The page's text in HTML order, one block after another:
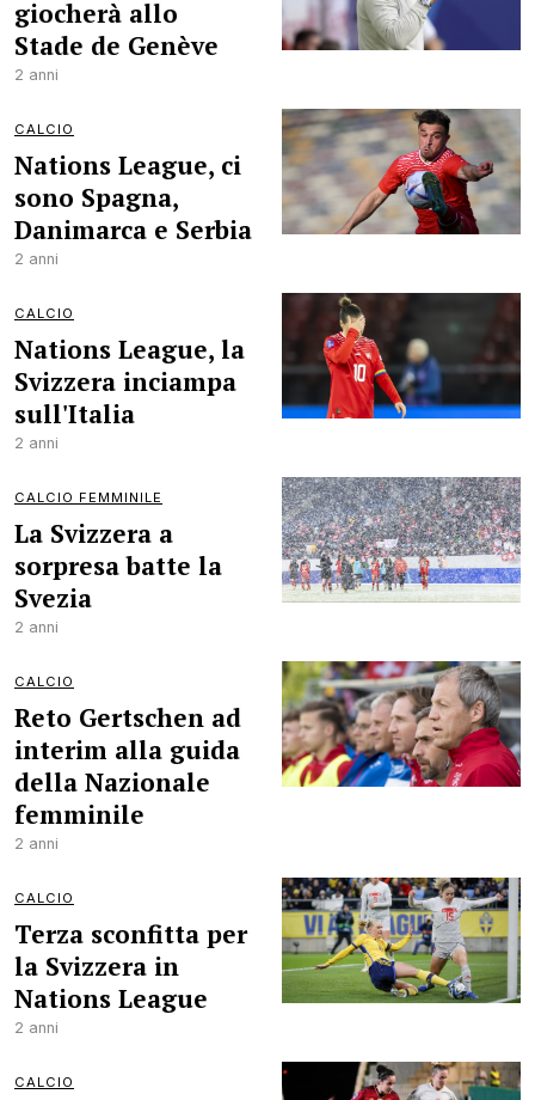
giocherà allo
Stade de Genève
2 anni
CALCIO
Nations League, ci
sono Spagna,
Danimarca e Serbia
2 anni
CALCIO
Nations League, la
Svizzera inciampa
sull'Italia
2 anni
CALCIO FEMMINILE
La Svizzera a
sorpresa batte la
Svezia
2 anni
CALCIO
Reto Gertschen ad
interim alla guida
della Nazionale
femminile
2 anni
CALCIO
Terza sconfitta per
la Svizzera in
Nations League
2 anni
CALCIO